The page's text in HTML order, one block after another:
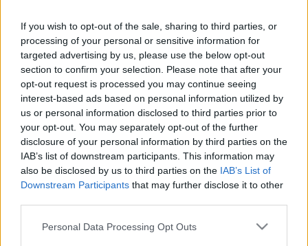
If you wish to opt-out of the sale, sharing to third parties, or
processing of your personal or sensitive information for
targeted advertising by us, please use the below opt-out
section to confirm your selection. Please note that after your
opt-out request is processed you may continue seeing
interest-based ads based on personal information utilized by
us or personal information disclosed to third parties prior to
your opt-out. You may separately opt-out of the further
disclosure of your personal information by third parties on the
IAB’s list of downstream participants. This information may
also be disclosed by us to third parties on the IAB’s List of
Downstream Participants that may further disclose it to other
Please note that this website/app uses one or more Google
Personal Data Processing Opt Outs
A Let It Flow videoklipje ugyanabban a DIY
(csináld magad) szellemiségben készült,
ahogy az Akvamarin lemez is, amelyről a
dal származik. Hiszünk az alulról
építkezésben, és hisszük, hogy saját
forrásainkból olyan tapasztalásokkal
gazdagodhatunk, amikkel a tömegtermelt,
túlfényesített produkciók soha.
A forgatókönyv és a rendezés P. munkája a
Paragon Zero zenekarból, aki a Gravel
Shores élő felállásában is közreműködik.